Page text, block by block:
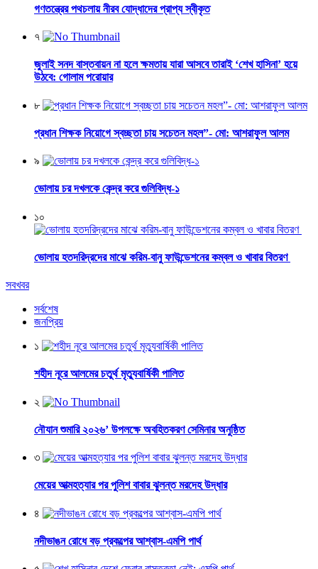
গণতন্ত্রের পথচলায় নীরব যোদ্ধাদের প্রাপ্য স্বীকৃত
৭
জুলাই সনদ বাস্তবায়ন না হলে ক্ষমতায় যারা আসবে তারাই ‘শেখ হাসিনা’ হয়ে
উঠবে: গোলাম পরোয়ার
৮
প্রধান শিক্ষক নিয়োগে স্বচ্ছতা চায় সচেতন মহল”- মো: আশরাফুল আলম
৯
ভোলায় চর দখলকে কেন্দ্র করে গুলিবিদ্ধ-১
১০
ভোলায় হতদরিদ্রদের মাঝে করিম-বানু ফাউন্ডেশনের কম্বল ও খাবার বিতরণ
সবখবর
সর্বশেষ
জনপ্রিয়
১
শহীদ নূরে আলমের চতুর্থ মৃত্যুবার্ষিকী পালিত
২
নৌযান শুমারি ২০২৬’ উপলক্ষে অবহিতকরণ সেমিনার অনুষ্ঠিত
৩
মেয়ের আত্মহত্যার পর পুলিশ বাবার ঝুলন্ত মরদেহ উদ্ধার
৪
নদীভাঙন রোধে বড় প্রকল্পের আশ্বাস-এমপি পার্থ